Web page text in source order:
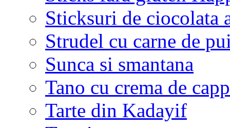
Sticksuri de ciocolata
Strudel cu carne de
Sunca si smantana
Tano cu crema de
Tarte din Kadayif